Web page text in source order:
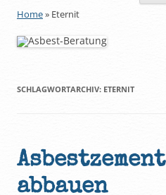
Home» Eternit
SCHLAGWORTARCHIV: ETERNIT
abbauen